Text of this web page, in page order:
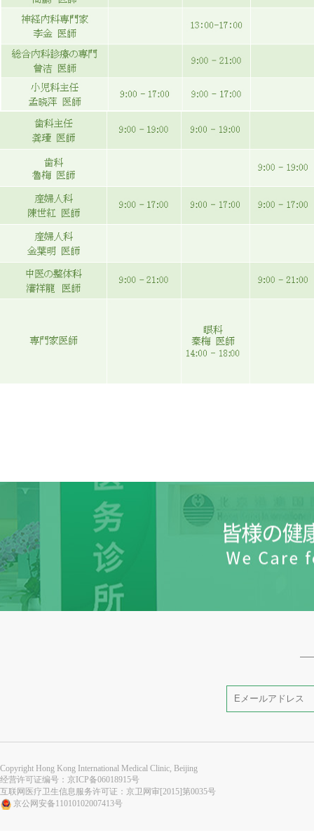
Copyright Hong Kong International Medical Clinic, Beijing
经营许可证编号： 京ICP备06018915号
互联网医疗卫生信息服务许可证：京卫网审[2015]第0035号
京公网安备11010102007413号